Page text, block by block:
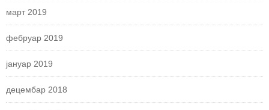
март 2019
фебруар 2019
јануар 2019
децембар 2018